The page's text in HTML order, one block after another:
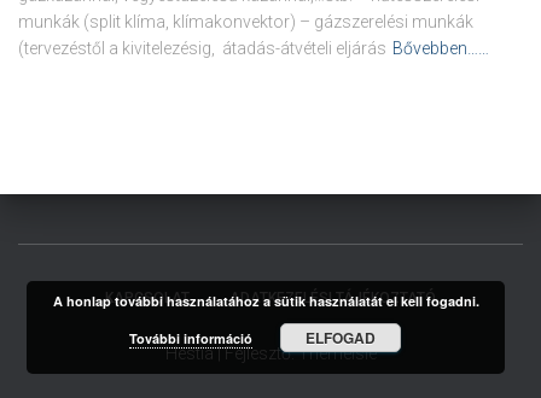
munkák (split klíma, klímakonvektor) – gázszerelési munkák
(tervezéstől a kivitelezésig, átadás-átvételi eljárás Bővebben……
KAPCSOLAT ADATKEZELÉSI TÁJÉKOZTATÓ
Hestia | Fejlesztő:ThemeIsle
A honlap további használatához a sütik használatát el kell fogadni.
További információ ELFOGAD